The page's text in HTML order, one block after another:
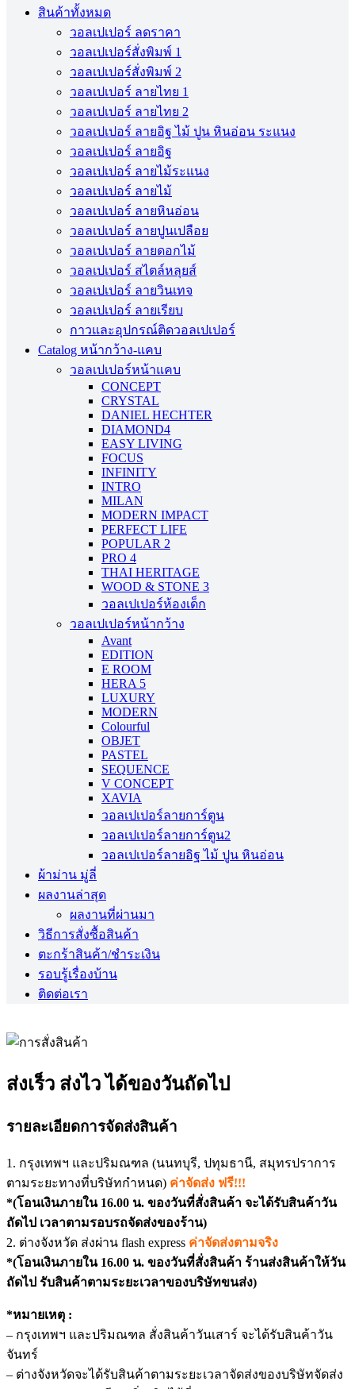
สินค้าทั้งหมด
วอลเปเปอร์ ลดราคา
วอลเปเปอร์สั่งพิมพ์ 1
วอลเปเปอร์สั่งพิมพ์ 2
วอลเปเปอร์ ลายไทย 1
วอลเปเปอร์ ลายไทย 2
วอลเปเปอร์ ลายอิฐ ไม้ ปูน หินอ่อน ระแนง
วอลเปเปอร์ ลายอิฐ
วอลเปเปอร์ ลายไม้ระแนง
วอลเปเปอร์ ลายไม้
วอลเปเปอร์ ลายหินอ่อน
วอลเปเปอร์ ลายปูนเปลือย
วอลเปเปอร์ ลายดอกไม้
วอลเปเปอร์ สไตล์หลุยส์
วอลเปเปอร์ ลายวินเทจ
วอลเปเปอร์ ลายเรียบ
กาวและอุปกรณ์ติดวอลเปเปอร์
Catalog หน้ากว้าง-แคบ
วอลเปเปอร์หน้าแคบ
CONCEPT
CRYSTAL
DANIEL HECHTER
DIAMOND4
EASY LIVING
FOCUS
INFINITY
INTRO
MILAN
MODERN IMPACT
PERFECT LIFE
POPULAR 2
PRO 4
THAI HERITAGE
WOOD & STONE 3
วอลเปเปอร์ห้องเด็ก
วอลเปเปอร์หน้ากว้าง
Avant
EDITION
E ROOM
HERA 5
LUXURY
MODERN
Colourful
OBJET
PASTEL
SEQUENCE
V CONCEPT
XAVIA
วอลเปเปอร์ลายการ์ตูน
วอลเปเปอร์ลายการ์ตูน2
วอลเปเปอร์ลายอิฐ ไม้ ปูน หินอ่อน
ผ้าม่าน มู่ลี่
ผลงานล่าสุด
ผลงานที่ผ่านมา
วิธีการสั่งซื้อสินค้า
ตะกร้าสินค้า/ชำระเงิน
รอบรู้เรื่องบ้าน
ติดต่อเรา
ส่งเร็ว ส่งไว ได้ของวันถัดไป
รายละเอียดการจัดส่งสินค้า
1. กรุงเทพฯ และปริมณฑล (นนทบุรี, ปทุมธานี, สมุทรปราการ
ตามระยะทางที่บริษัทกำหนด) ค่าจัดส่ง ฟรี!!!
*(โอนเงินภายใน 16.00 น. ของวันที่สั่งสินค้า จะได้รับสินค้าวัน
ถัดไป เวลาตามรอบรถจัดส่งของร้าน)
2. ต่างจังหวัด ส่งผ่าน flash express ค่าจัดส่งตามจริง
*(โอนเงินภายใน 16.00 น. ของวันที่สั่งสินค้า ร้านส่งสินค้าให้วัน
ถัดไป รับสินค้าตามระยะเวลาของบริษัทขนส่ง)
*หมายเหตุ :
– กรุงเทพฯ และปริมณฑล สั่งสินค้าวันเสาร์ จะได้รับสินค้าวัน
จันทร์
– ต่างจังหวัดจะได้รับสินค้าตามระยะเวลาจัดส่งของบริษัทจัดส่ง